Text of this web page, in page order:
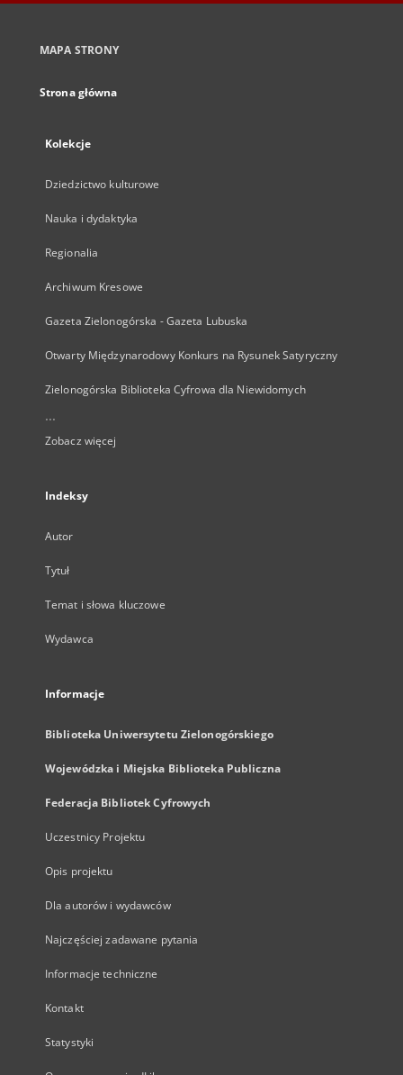
MAPA STRONY
Strona główna
Kolekcje
Dziedzictwo kulturowe
Nauka i dydaktyka
Regionalia
Archiwum Kresowe
Gazeta Zielonogórska - Gazeta Lubuska
Otwarty Międzynarodowy Konkurs na Rysunek Satyryczny
Zielonogórska Biblioteka Cyfrowa dla Niewidomych
...
Zobacz więcej
Indeksy
Autor
Tytuł
Temat i słowa kluczowe
Wydawca
Informacje
Biblioteka Uniwersytetu Zielonogórskiego
Wojewódzka i Miejska Biblioteka Publiczna
Federacja Bibliotek Cyfrowych
Uczestnicy Projektu
Opis projektu
Dla autorów i wydawców
Najczęściej zadawane pytania
Informacje techniczne
Kontakt
Statystyki